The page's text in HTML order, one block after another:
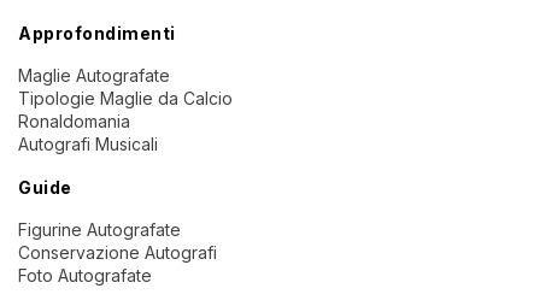
Approfondimenti
Maglie Autografate
Tipologie Maglie da Calcio
Ronaldomania
Autografi Musicali
Guide
Figurine Autografate
Conservazione Autografi
Foto Autografate